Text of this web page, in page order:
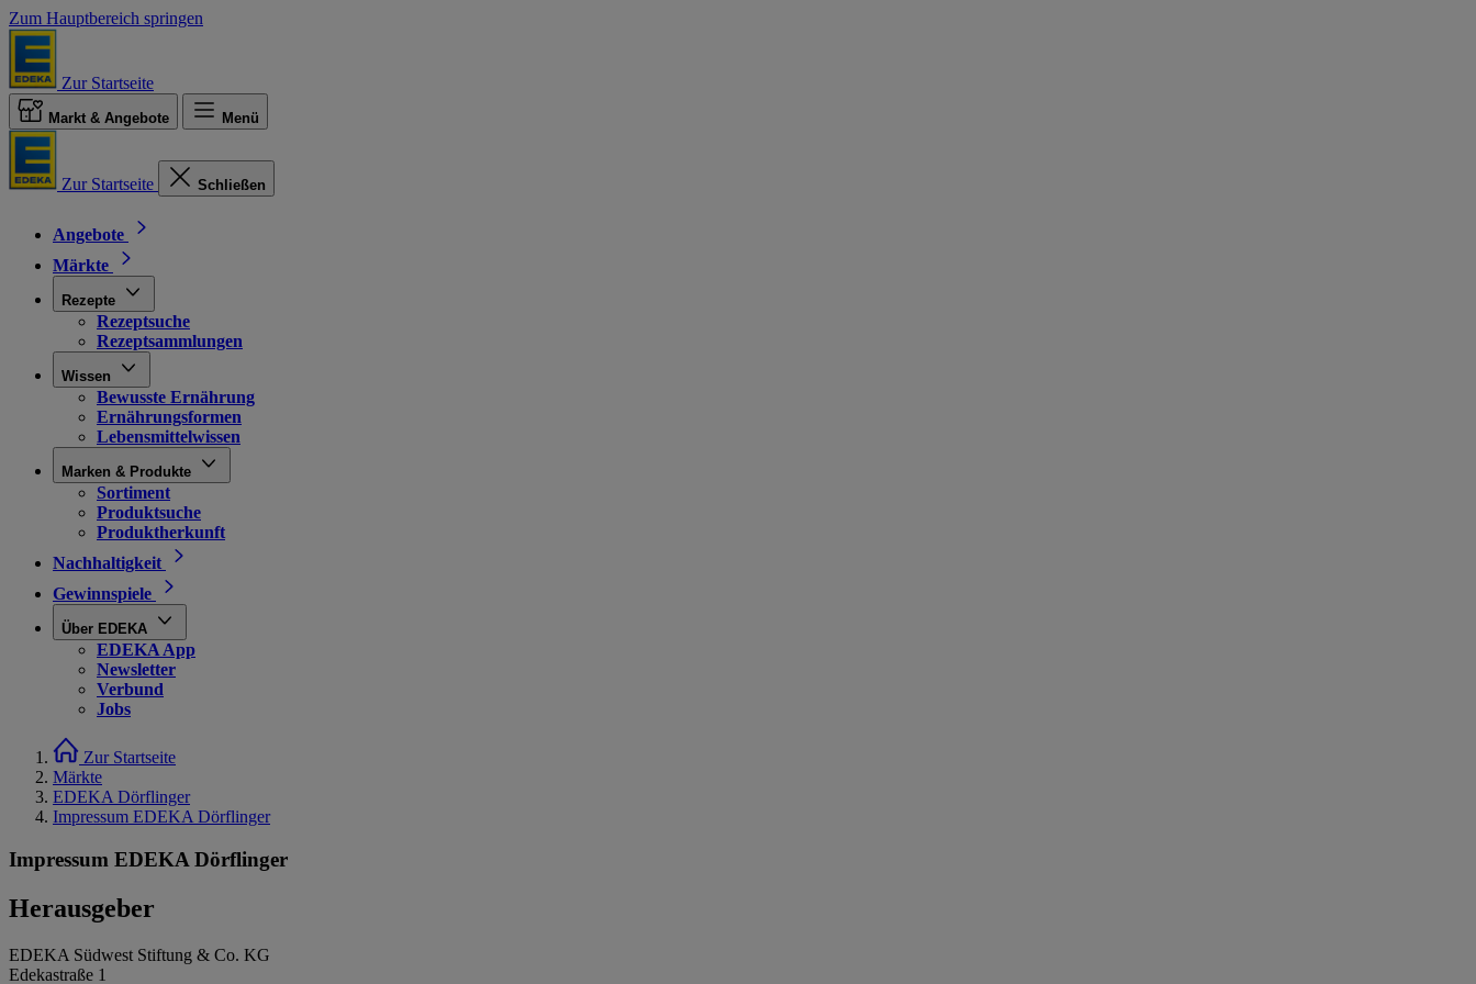
Zum Hauptbereich springen
Zur Startseite
Markt & Angebote Menü
Zur Startseite Schließen
Angebote
Märkte
Rezepte
Rezeptsuche
Rezeptsammlungen
Wissen
Bewusste Ernährung
Ernährungsformen
Lebensmittelwissen
Marken & Produkte
Sortiment
Produktsuche
Produktherkunft
Nachhaltigkeit
Gewinnspiele
Über EDEKA
EDEKA App
Newsletter
Verbund
Jobs
Zur Startseite
Märkte
EDEKA Dörflinger
Impressum EDEKA Dörflinger
Impressum EDEKA Dörflinger
Herausgeber
EDEKA Südwest Stiftung & Co. KG
Edekastraße 1